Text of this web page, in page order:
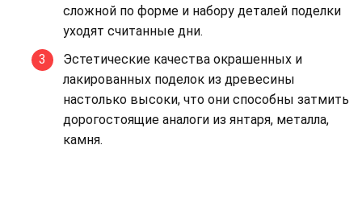
сложной по форме и набору деталей поделки
уходят считанные дни.
Эстетические качества окрашенных и
лакированных поделок из древесины
настолько высоки, что они способны затмить
дорогостоящие аналоги из янтаря, металла,
камня.